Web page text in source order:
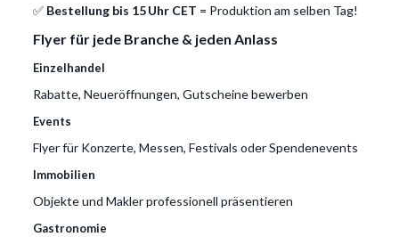
✅ Bestellung bis 15 Uhr CET = Produktion am selben Tag!
Flyer für jede Branche & jeden Anlass
Einzelhandel
Rabatte, Neueröffnungen, Gutscheine bewerben
Events
Flyer für Konzerte, Messen, Festivals oder Spendenevents
Immobilien
Objekte und Makler professionell präsentieren
Gastronomie